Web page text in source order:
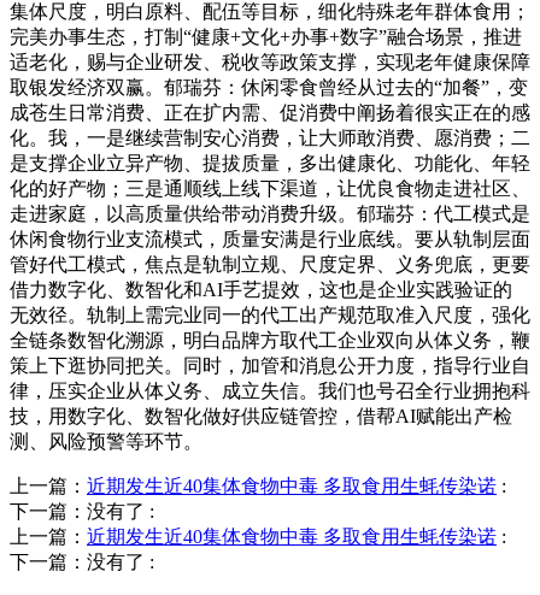
集体尺度，明白原料、配伍等目标，细化特殊老年群体食用；
完美办事生态，打制“健康+文化+办事+数字”融合场景，推进
适老化，赐与企业研发、税收等政策支撑，实现老年健康保障
取银发经济双赢。郁瑞芬：休闲零食曾经从过去的“加餐”，变
成苍生日常消费、正在扩内需、促消费中阐扬着很实正在的感
化。我，一是继续营制安心消费，让大师敢消费、愿消费；二
是支撑企业立异产物、提拔质量，多出健康化、功能化、年轻
化的好产物；三是通顺线上线下渠道，让优良食物走进社区、
走进家庭，以高质量供给带动消费升级。郁瑞芬：代工模式是
休闲食物行业支流模式，质量安满是行业底线。要从轨制层面
管好代工模式，焦点是轨制立规、尺度定界、义务兜底，更要
借力数字化、数智化和AI手艺提效，这也是企业实践验证的
无效径。轨制上需完业同一的代工出产规范取准入尺度，强化
全链条数智化溯源，明白品牌方取代工企业双向从体义务，鞭
策上下逛协同把关。同时，加管和消息公开力度，指导行业自
律，压实企业从体义务、成立失信。我们也号召全行业拥抱科
技，用数字化、数智化做好供应链管控，借帮AI赋能出产检
测、风险预警等环节。
上一篇： 近期发生近40集体食物中毒 多取食用生蚝传染诺 :
下一篇：没有了 :
上一篇： 近期发生近40集体食物中毒 多取食用生蚝传染诺 :
下一篇：没有了 :